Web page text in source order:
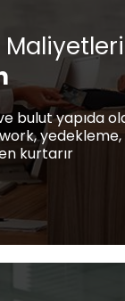
bulut yapıda
kurtarır